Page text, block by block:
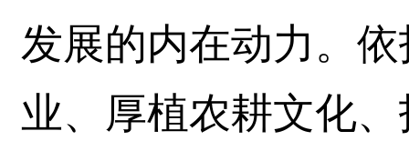
发展的内在动力。
业、厚植农耕文化